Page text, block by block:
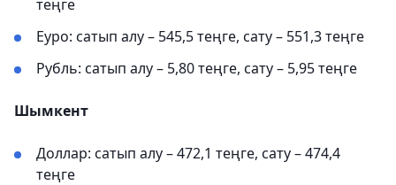
теңге
Еуро: сатып алу – 545,5 теңге, сату – 551,3 теңге
Рубль: сатып алу – 5,80 теңге, сату – 5,95 теңге
Шымкент
Доллар: сатып алу – 472,1 теңге, сату – 474,4
теңге